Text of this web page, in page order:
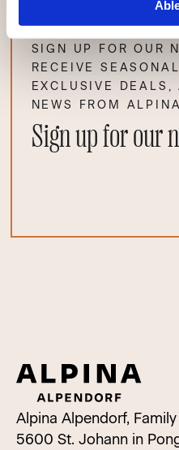
SIGN UP FOR OUR
RECEIVE
EXCLUSIVE
NEWS FROM
Sign up for our
Alpina Alpendorf,
5600 St. Johann in